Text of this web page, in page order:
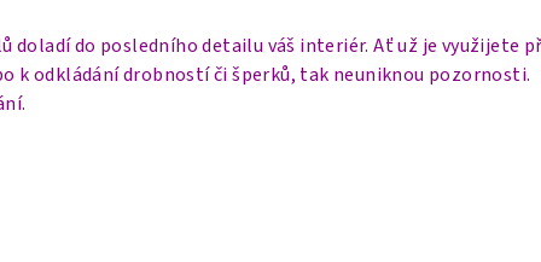
doladí do posledního detailu váš interiér. Ať už je využijete
k odkládání drobností či šperků, tak neuniknou pozornosti.